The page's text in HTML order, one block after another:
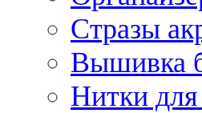
Стразы
Вышивка
Нитки